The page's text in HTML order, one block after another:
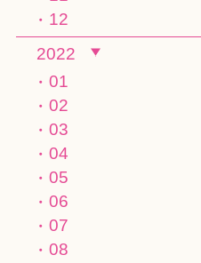
12
2022
01
02
03
04
05
06
07
08